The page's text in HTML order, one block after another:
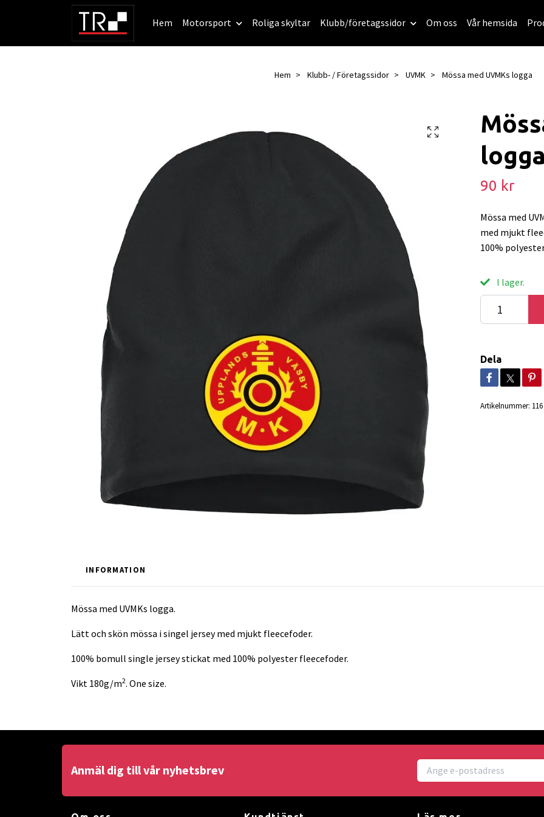
Hem Motorsport Roliga skyltar Klubb/företagssidor Om oss Vår hemsida
Hem Klubb- / Företagssidor UVMK Mössa med UVMKs logga
logga
90 kr
Mössa med
med mjukt
100%
I lager.
Dela
Artikelnummer: 116
INFORMATION
Mössa med UVMKs logga.
Lätt och skön mössa i singel jersey med mjukt fleecefoder.
100% bomull single jersey stickat med 100% polyester fleecefoder.
Vikt 180g/m2. One size.
Anmäl dig till vår nyhetsbrev